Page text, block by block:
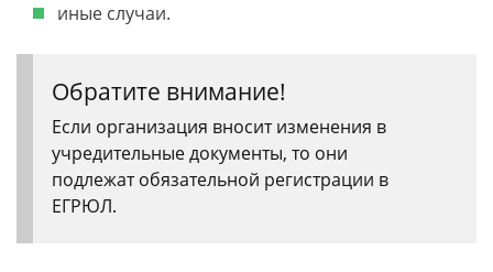
иные случаи.
Обратите внимание!
Если организация вносит изменения в
учредительные документы, то они
подлежат обязательной регистрации в
ЕГРЮЛ.